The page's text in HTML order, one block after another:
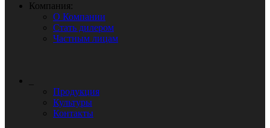
Компания:
О Компании
Стать дилером
Частным лицам
Продукция
Культуры
Контакты